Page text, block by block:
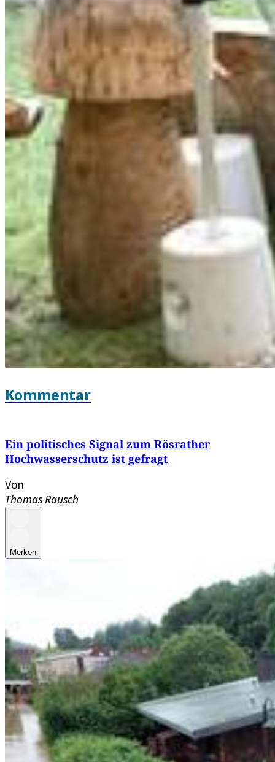
Kommentar
Ein politisches Signal zum Rösrather
Hochwasserschutz ist gefragt
Von
Thomas Rausch
Merken